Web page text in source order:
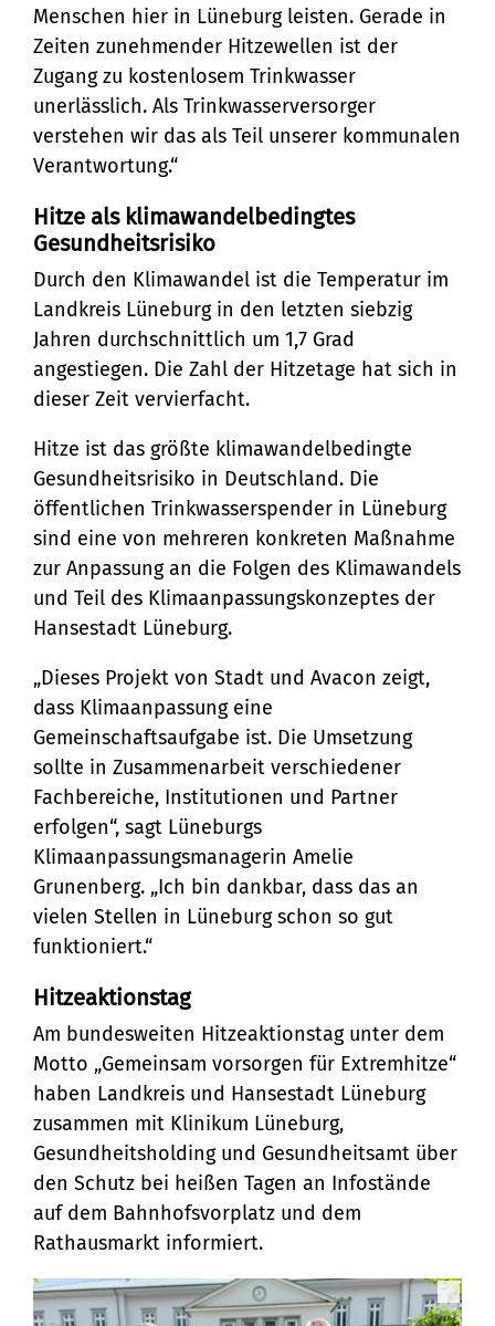
stadt@stadt.lueneburg.de
Anschrift:
Am Ochsenmarkt 1
21335 Lüneburg
Menschen hier in Lüneburg leisten. Gerade in
Zeiten zunehmender Hitzewellen ist der
Zugang zu kostenlosem Trinkwasser
unerlässlich. Als Trinkwasserversorger
verstehen wir das als Teil unserer kommunalen
Verantwortung.“
Hitze als klimawandelbedingtes
Gesundheitsrisiko
Durch den Klimawandel ist die Temperatur im
Landkreis Lüneburg in den letzten siebzig
Jahren durchschnittlich um 1,7 Grad
angestiegen. Die Zahl der Hitzetage hat sich in
dieser Zeit vervierfacht.
Hitze ist das größte klimawandelbedingte
Gesundheitsrisiko in Deutschland. Die
öffentlichen Trinkwasserspender in Lüneburg
sind eine von mehreren konkreten Maßnahme
zur Anpassung an die Folgen des Klimawandels
und Teil des Klimaanpassungskonzeptes der
Hansestadt Lüneburg.
„Dieses Projekt von Stadt und Avacon zeigt,
dass Klimaanpassung eine
Gemeinschaftsaufgabe ist. Die Umsetzung
sollte in Zusammenarbeit verschiedener
Fachbereiche, Institutionen und Partner
erfolgen“, sagt Lüneburgs
Klimaanpassungsmanagerin Amelie
Grunenberg. „Ich bin dankbar, dass das an
vielen Stellen in Lüneburg schon so gut
funktioniert.“
Hitzeaktionstag
Am bundesweiten Hitzeaktionstag unter dem
Motto „Gemeinsam vorsorgen für Extremhitze“
haben Landkreis und Hansestadt Lüneburg
zusammen mit Klinikum Lüneburg,
Gesundheitsholding und Gesundheitsamt über
den Schutz bei heißen Tagen an Infostände
auf dem Bahnhofsvorplatz und dem
Rathausmarkt informiert.